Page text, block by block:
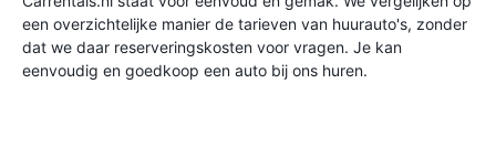
een overzichtelijke manier de tarieven van huurauto's, zonder
dat we daar reserveringskosten voor vragen. Je kan
eenvoudig en goedkoop een auto bij ons huren.